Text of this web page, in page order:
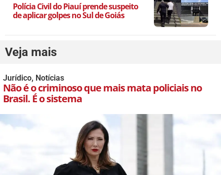
Polícia Civil do Piauí prende suspeito
de aplicar golpes no Sul de Goiás
Veja mais
Jurídico, Notícias
Não é o criminoso que mais mata policiais no
Brasil. É o sistema